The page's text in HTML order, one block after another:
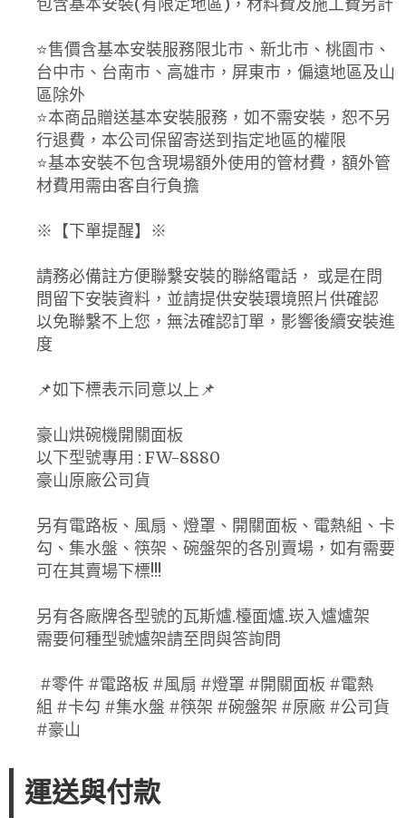
⭐️售價含基本安裝服務限北市、新北市、桃園市、
台中市、台南市、高雄市，屏東市，偏遠地區及山
區除外
⭐️本商品贈送基本安裝服務，如不需安裝，恕不另
行退費，本公司保留寄送到指定地區的權限
⭐️基本安裝不包含現場額外使用的管材費，額外管
材費用需由客自行負擔
※【下單提醒】※
請務必備註方便聯繫安裝的聯絡電話， 或是在問
問留下安裝資料，並請提供安裝環境照片供確認
以免聯繫不上您，無法確認訂單，影響後續安裝進
度
📌如下標表示同意以上📌
豪山烘碗機開關面板
以下型號專用 : FW-8880
豪山原廠公司貨
另有電路板、風扇、燈罩、開關面板、電熱組、卡
勾、集水盤、筷架、碗盤架的各別賣場，如有需要
可在其賣場下標!!!
另有各廠牌各型號的瓦斯爐.檯面爐.崁入爐爐架
需要何種型號爐架請至問與答詢問
#零件 #電路板 #風扇 #燈罩 #開關面板 #電熱
組 #卡勾 #集水盤 #筷架 #碗盤架 #原廠 #公司貨
#豪山
運送與付款